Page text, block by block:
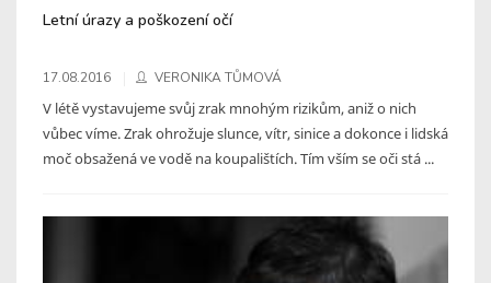
Letní úrazy a poškození očí
17.08.2016 VERONIKA TŮMOVÁ
V létě vystavujeme svůj zrak mnohým rizikům, aniž o nich
vůbec víme. Zrak ohrožuje slunce, vítr, sinice a dokonce i lidská
moč obsažená ve vodě na koupalištích. Tím vším se oči stá ...